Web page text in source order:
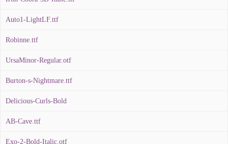
Auto1-LightLF.ttf
Robinne.ttf
UrsaMinor-Regular.otf
Burton-s-Nightmare.ttf
Delicious-Curls-Bold
AB-Cave.ttf
Exo-2-Bold-Italic.otf